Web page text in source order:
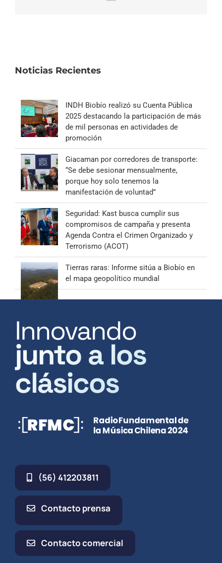
Noticias Recientes
INDH Biobío realizó su Cuenta Pública
2025 destacando la participación de más
de mil personas en actividades de
promoción
Giacaman por corredores de transporte:
“Se debe sesionar mensualmente,
porque hoy solo tenemos la
manifestación de voluntad”
Seguridad: Kast busca cumplir sus
compromisos de campaña y presenta
Agenda Contra el Crimen Organizado y
Terrorismo (ACOT)
Tierras raras: Informe sitúa a Biobío en
el mapa geopolítico mundial
Innovando
junto a los
clásicos
(56) 412203811
Contacto prensa
Contacto comercial